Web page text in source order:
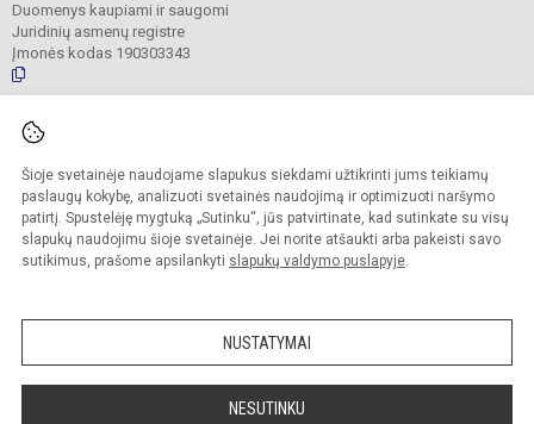
Šioje svetainėje naudojame slapukus siekdami užtikrinti jums teikiamų
paslaugų kokybę, analizuoti svetainės naudojimą ir optimizuoti naršymo
patirtį. Spustelėję mygtuką „Sutinku“, jūs patvirtinate, kad sutinkate su visų
slapukų naudojimu šioje svetainėje. Jei norite atšaukti arba pakeisti savo
sutikimus, prašome apsilankyti slapukų valdymo puslapyje.
NUSTATYMAI
NESUTINKU
Duomenys kaupiami ir saugomi
Juridinių asmenų registre
Įmonės kodas 190303343
© 2025. Jonavos Raimundo Samulevičiaus progimnazija Žeimių skyrius. Visos
Kopijuoti turinį be raštiško įstaigos administracijos sutikimo griežtai draudžiama.
Prieinamumo paraiška Slapukų politika
Sumanus būdas atnaujinti